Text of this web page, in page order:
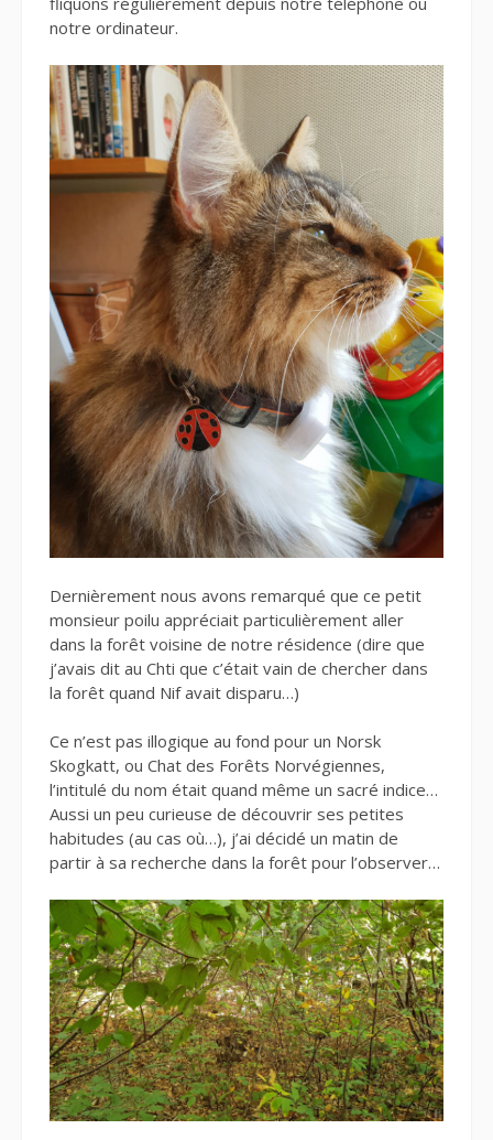
notre ordinateur.
Dernièrement nous avons remarqué que ce petit
monsieur poilu appréciait particulièrement aller
dans la forêt voisine de notre résidence (dire que
j’avais dit au Chti que c’était vain de chercher dans
la forêt quand Nif avait disparu…)
Ce n’est pas illogique au fond pour un Norsk
Skogkatt, ou Chat des Forêts Norvégiennes,
l’intitulé du nom était quand même un sacré indice…
Aussi un peu curieuse de découvrir ses petites
habitudes (au cas où…), j’ai décidé un matin de
partir à sa recherche dans la forêt pour l’observer…